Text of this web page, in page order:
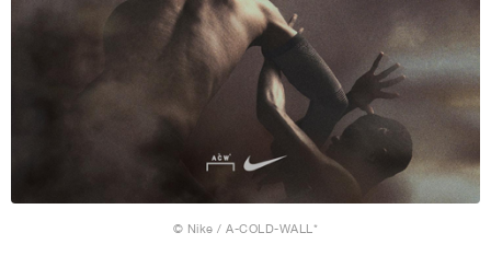
© Nike / A-COLD-WALL*